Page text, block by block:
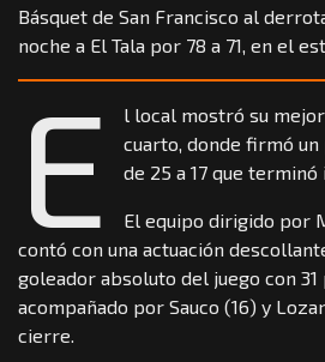
Básquet de San Francisco al
noche a El Tala por 78 a 71, en el
E
l local mostró su
cuarto, donde firmó
de 25 a 17 que
El equipo dirigido por
contó con una actuación
goleador absoluto del juego con 31
acompañado por Sauco (16) y
cierre.